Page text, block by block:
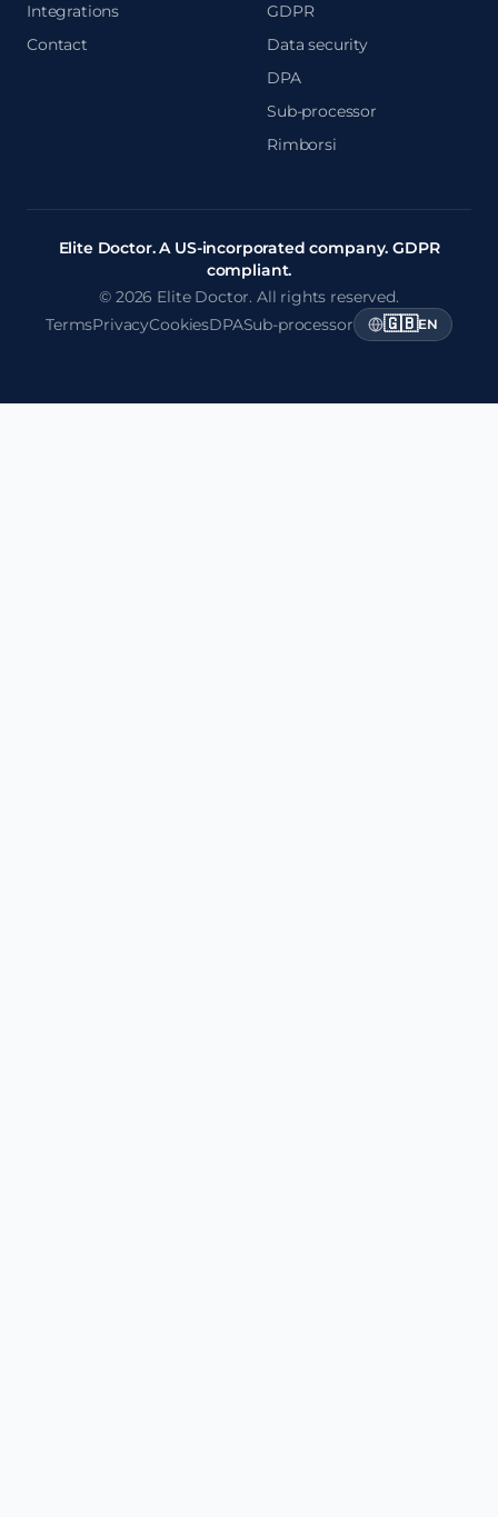
Integrations
Contact
GDPR
Data security
DPA
Sub-processor
Rimborsi
Elite Doctor. A US-incorporated company. GDPR
compliant.
© 2026 Elite Doctor. All rights reserved.
TermsPrivacyCookiesDPASub-processor 🇬🇧EN